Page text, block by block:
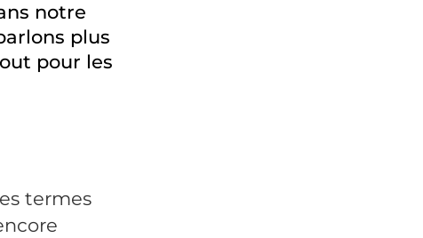
notre
plus
pour les
termes